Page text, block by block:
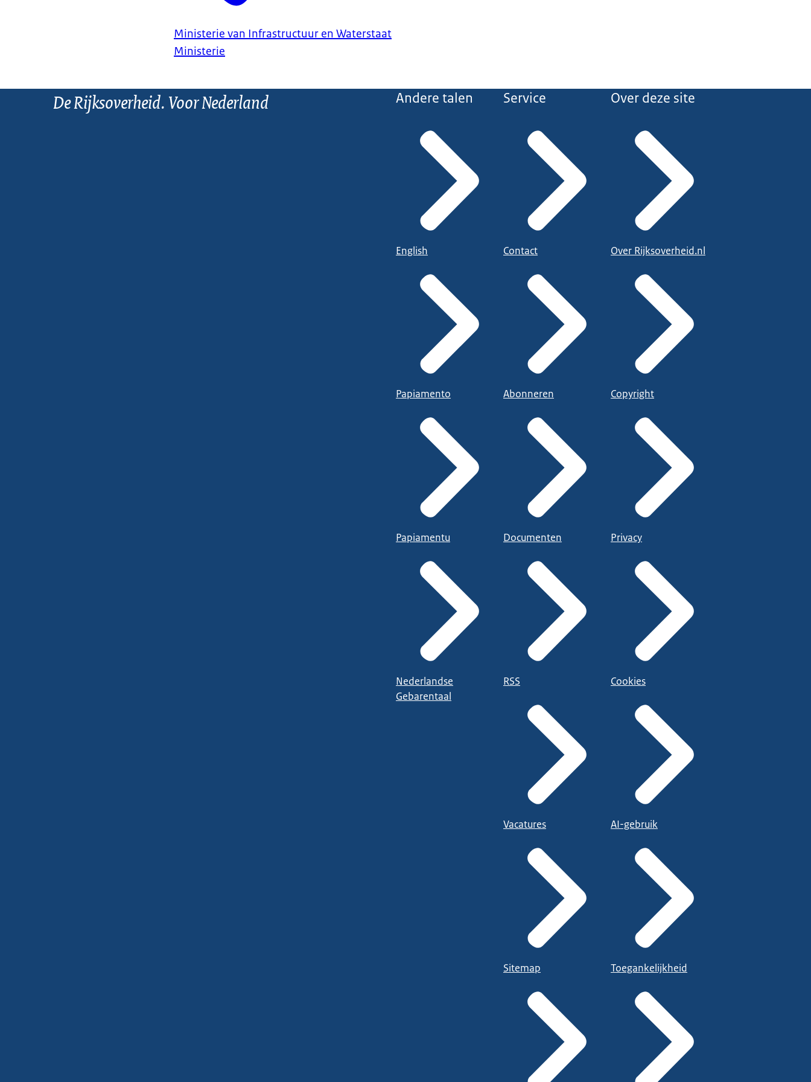
Ministerie van Infrastructuur en Waterstaat
Ministerie
De Rijksoverheid. Voor Nederland Andere talen
English
Papiamento
Papiamentu
Nederlandse
Gebarentaal
Service
Contact
Abonneren
Documenten
RSS
Vacatures
Sitemap
Over deze site
Over Rijksoverheid.nl
Copyright
Privacy
Cookies
AI-gebruik
Toegankelijkheid